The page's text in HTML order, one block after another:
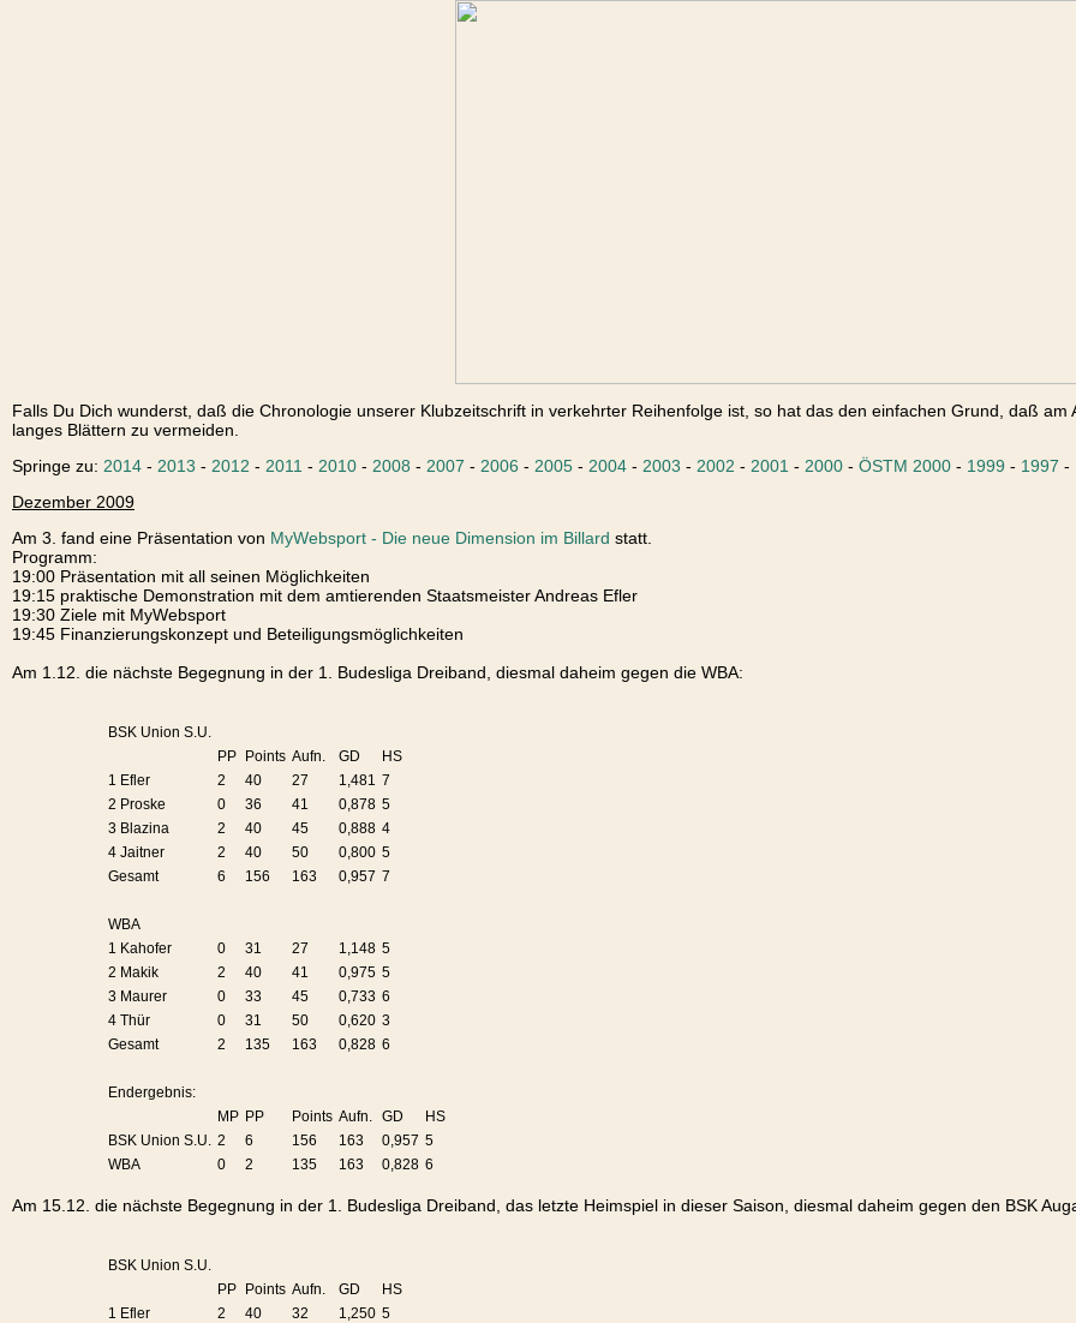
Falls Du Dich wunderst, daß die Chronologie unserer Klubzeitschrift in verkehrter Reihenfolge ist, so hat das den einfachen Grund, daß
langes Blättern zu vermeiden.
Springe zu: 2014 - 2013 - 2012 - 2011 - 2010 - 2008 - 2007 - 2006 - 2005 - 2004 - 2003 - 2002 - 2001 - 2000 - ÖSTM 2000 - 1999 - 1997 -
Dezember 2009
Am 3. fand eine Präsentation von MyWebsport - Die neue Dimension im Billard statt.
Programm:
19:00 Präsentation mit all seinen Möglichkeiten
19:15 praktische Demonstration mit dem amtierenden Staatsmeister Andreas Efler
19:30 Ziele mit MyWebsport
19:45 Finanzierungskonzept und Beteiligungsmöglichkeiten
Am 1.12. die nächste Begegnung in der 1. Budesliga Dreiband, diesmal daheim gegen die WBA:
BSK Union S.U.
PP
Points Aufn. GD
HS
1 Efler
2 40 27 1,481 7
2 Proske
0 36 41 0,878 5
3 Blazina
2 40 45 0,888 4
4 Jaitner
2 40 50 0,800 5
Gesamt
6 156 163 0,957 7
WBA
1 Kahofer
0 31 27 1,148 5
2 Makik
2 40 41 0,975 5
3 Maurer
0 33 45 0,733 6
4 Thür
0 31 50 0,620 3
Gesamt
2 135 163 0,828 6
Endergebnis:
MP PP Points Aufn. GD
HS
BSK Union S.U. 2 6 156 163 0,957 5
WBA
0 2 135 163 0,828 6
Am 15.12. die nächste Begegnung in der 1. Budesliga Dreiband, das letzte Heimspiel in dieser Saison, diesmal daheim gegen den BSK
BSK Union S.U.
PP
Points Aufn. GD
HS
1 Efler
2 40 32 1,250 5